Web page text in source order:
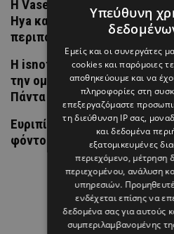
Η Vaseline λανσάρει τη νέα
Hya και φέρνει τη δύναμη
περιποίηση σώματος
H isnotgallery και το Almyra
την ομαδική εικαστική
Πάντα | Temporary Forever»
Ευριπίδου & Μιχόπουλος: Το
φόντο το μαγευτικό
Υπεύθυνη
Εμείς και οι συνεργάτες
cookies και παρόμοιες
αποθηκεύουμε και να
πληροφορίες στη
επεξεργαζόμαστε
τη διεύθυνση IP σας,
και δεδομένα
εξατομικευμένες
περιεχόμενο, μέτρηση
περιεχομένου, ανάλυση
υπηρεσιών.
ενδέχεται επίσης να
δεδομένα σας για αυτούς
συμπεριλαμβανομένης